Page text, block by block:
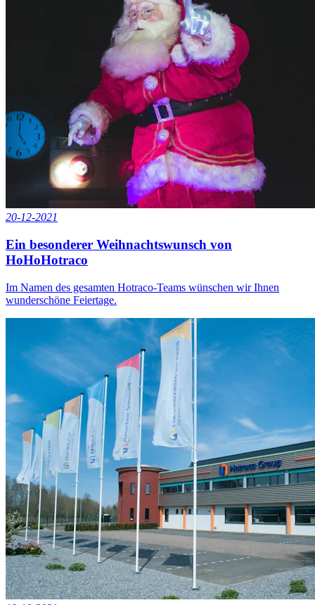
20-12-2021
Ein besonderer Weihnachtswunsch von
HoHoHotraco
Im Namen des gesamten Hotraco-Teams wünschen wir Ihnen
wunderschöne Feiertage.